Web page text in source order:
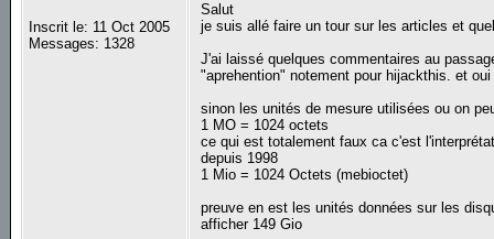
Inscrit le: 11 Oct 2005
Messages: 1328
Salut
je suis allé faire un tour sur les articles et
J'ai laissé quelques commentaires au
"aprehention" notement pour hijackthis. et
sinon les unités de mesure utilisées ou on
1 MO = 1024 octets
ce qui est totalement faux ca c'est
depuis 1998
1 Mio = 1024 Octets (mebioctet)
preuve en est les unités données sur les
afficher 149 Gio